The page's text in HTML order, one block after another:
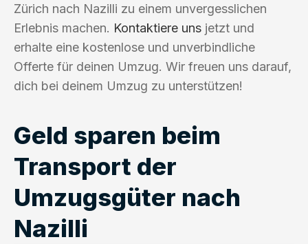
Zürich nach Nazilli zu einem unvergesslichen
Erlebnis machen. Kontaktiere uns jetzt und
erhalte eine kostenlose und unverbindliche
Offerte für deinen Umzug. Wir freuen uns darauf,
dich bei deinem Umzug zu unterstützen!
Geld sparen beim
Transport der
Umzugsgüter nach
Nazilli